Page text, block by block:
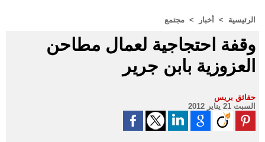
الرئيسية > أخبار > مجتمع
وقفة احتجاجية لعمال مطاحن
العزوزية بابن جرير
حقائق بريس
السبت 21 يناير 2012